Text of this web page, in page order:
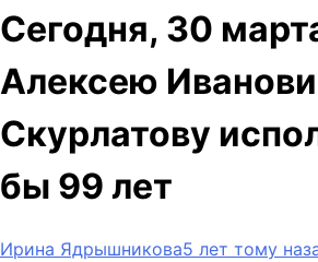
Сегодня, 30
Алексею
Скурлатову
бы 99 лет
Ирина Ядрышникова5 лет тому